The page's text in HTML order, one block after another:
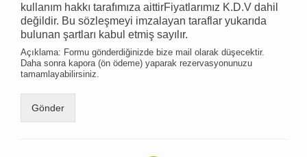
kullanım hakkı tarafımıza aittirFiyatlarımız K.D.V dahil
değildir. Bu sözleşmeyi imzalayan taraflar yukarıda
bulunan şartları kabul etmiş sayılır.
Açıklama: Formu gönderdiğinizde bize mail olarak düşecektir.
Daha sonra kapora (ön ödeme) yaparak rezervasyonunuzu
tamamlayabilirsiniz.
Gönder